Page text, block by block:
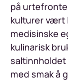
på
kulturer vært
medisinske
kulinarisk
saltinnholdet
med smak å